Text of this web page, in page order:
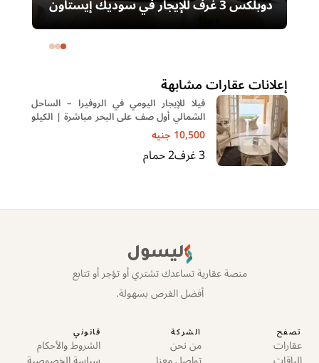
دوبلكس 3 غرف للإيجار في سوديك إيستاون
– التجمع الخامس | غرفة ناني
إعلانات عقارات مشابهة
فيلا للإيجار اليومي في الروفيرا – الساحل
الشمالي أول صف على البحر مباشرة | الكيلو
60
10,500 جنيه
3غرف2حمام
ليسول
منصة عقارية تساعدك تشتري أو تؤجر أو تتابع
أفضل الفرص بسهولة.
تصفح
عقارات
الشركة
من نحن
قانوني
الشروط والأحكام